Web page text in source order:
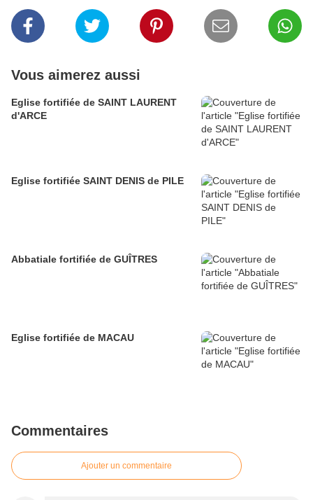
Vous aimerez aussi
Eglise fortifiée de SAINT LAURENT
d'ARCE
Eglise fortifiée SAINT DENIS de PILE
Abbatiale fortifiée de GUÎTRES
Eglise fortifiée de MACAU
Commentaires
Ajouter un commentaire